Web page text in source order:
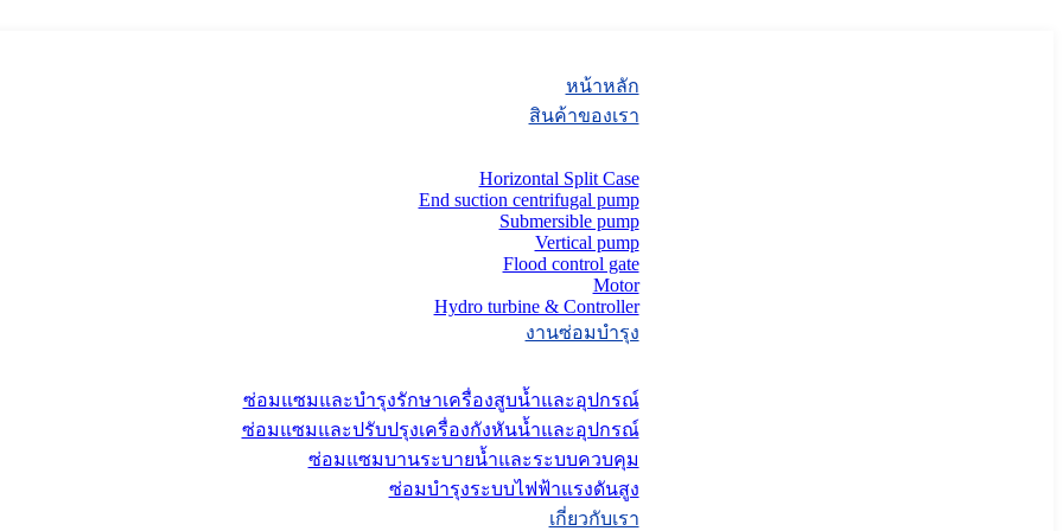
หน้าหลัก
สินค้าของเรา
Horizontal Split Case
End suction centrifugal pump
Submersible pump
Vertical pump
Flood control gate
Motor
Hydro turbine & Controller
งานซ่อมบำรุง
ซ่อมแซมและบำรุงรักษาเครื่องสูบน้ำและอุปกรณ์
ซ่อมแซมและปรับปรุงเครื่องกังหันน้ำและอุปกรณ์
ซ่อมแซมบานระบายน้ำและระบบควบคุม
ซ่อมบำรุงระบบไฟฟ้าแรงดันสูง
เกี่ยวกับเรา